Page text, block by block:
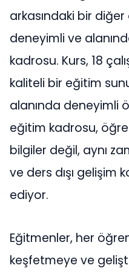
arkasındaki bir
deneyimli ve
kadrosu. Kurs, 18
kaliteli bir eğitim
alanında deneyimli
eğitim kadrosu,
bilgiler değil, aynı
ve ders dışı gelişim
ediyor.
Eğitmenler, her
keşfetmeye ve